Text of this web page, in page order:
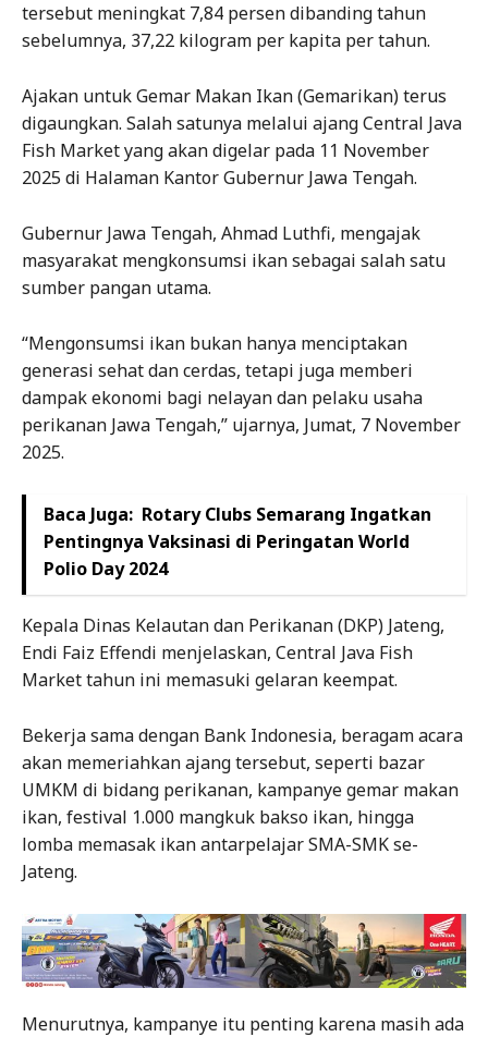
tersebut meningkat 7,84 persen dibanding tahun
sebelumnya, 37,22 kilogram per kapita per tahun.
Ajakan untuk Gemar Makan Ikan (Gemarikan) terus
digaungkan. Salah satunya melalui ajang Central Java
Fish Market yang akan digelar pada 11 November
2025 di Halaman Kantor Gubernur Jawa Tengah.
Gubernur Jawa Tengah, Ahmad Luthfi, mengajak
masyarakat mengkonsumsi ikan sebagai salah satu
sumber pangan utama.
“Mengonsumsi ikan bukan hanya menciptakan
generasi sehat dan cerdas, tetapi juga memberi
dampak ekonomi bagi nelayan dan pelaku usaha
perikanan Jawa Tengah,” ujarnya, Jumat, 7 November
2025.
Baca Juga: Rotary Clubs Semarang Ingatkan
Pentingnya Vaksinasi di Peringatan World
Polio Day 2024
Kepala Dinas Kelautan dan Perikanan (DKP) Jateng,
Endi Faiz Effendi menjelaskan, Central Java Fish
Market tahun ini memasuki gelaran keempat.
Bekerja sama dengan Bank Indonesia, beragam acara
akan memeriahkan ajang tersebut, seperti bazar
UMKM di bidang perikanan, kampanye gemar makan
ikan, festival 1.000 mangkuk bakso ikan, hingga
lomba memasak ikan antarpelajar SMA-SMK se-
Jateng.
Menurutnya, kampanye itu penting karena masih ada